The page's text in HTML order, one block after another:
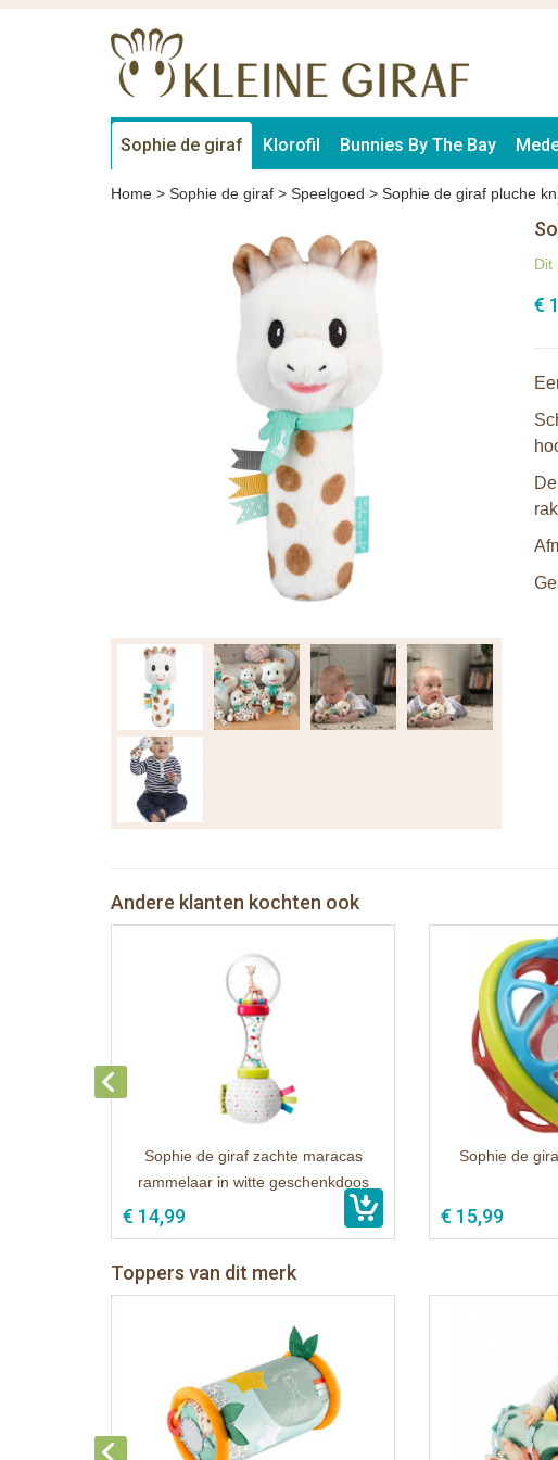
Sophie de giraf Klorofil Bunnies By The Bay
Home > Sophie de giraf > Speelgoed > Sophie de giraf pluche
Dit
€
Andere klanten kochten ook
Sophie de giraf zachte maracas
rammelaar in witte geschenkdoos
€ 14,99
Sophie de
€ 15,99
Toppers van dit merk